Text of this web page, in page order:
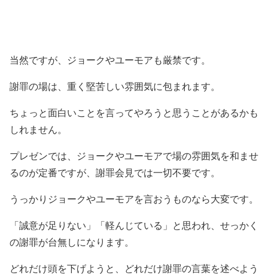
当然ですが、ジョークやユーモアも厳禁です。
謝罪の場は、重く堅苦しい雰囲気に包まれます。
ちょっと面白いことを言ってやろうと思うことがあるかも
しれません。
プレゼンでは、ジョークやユーモアで場の雰囲気を和ませ
るのが定番ですが、謝罪会見では一切不要です。
うっかりジョークやユーモアを言おうものなら大変です。
「誠意が足りない」「軽んじている」と思われ、せっかく
の謝罪が台無しになります。
どれだけ頭を下げようと、どれだけ謝罪の言葉を述べよう